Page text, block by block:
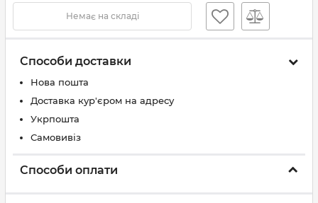
Немає на складі
Способи доставки
Нова пошта
Доставка кур'єром на адресу
Укрпошта
Самовивіз
Способи оплати